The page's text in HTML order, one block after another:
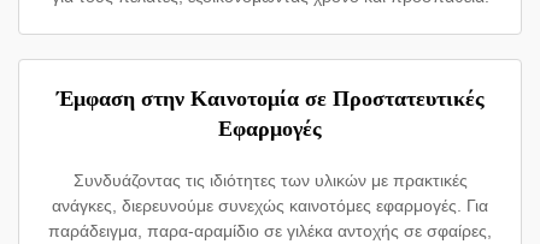
Έμφαση στην Καινοτομία σε Προστατευτικές
Εφαρμογές
Συνδυάζοντας τις ιδιότητες των υλικών με πρακτικές
ανάγκες, διερευνούμε συνεχώς καινοτόμες εφαρμογές. Για
παράδειγμα, παρα-αραμίδιο σε γιλέκα αντοχής σε σφαίρες,